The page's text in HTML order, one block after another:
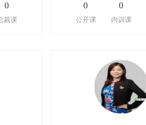
0
裁课
0
公开课
0
内训课